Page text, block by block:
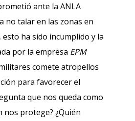
ante la ANLA
no talar en las zonas en
ha sido incumplido y la
por la empresa EPM
comete atropellos
para favorecer el
que nos queda como
nos protege? ¿Quién